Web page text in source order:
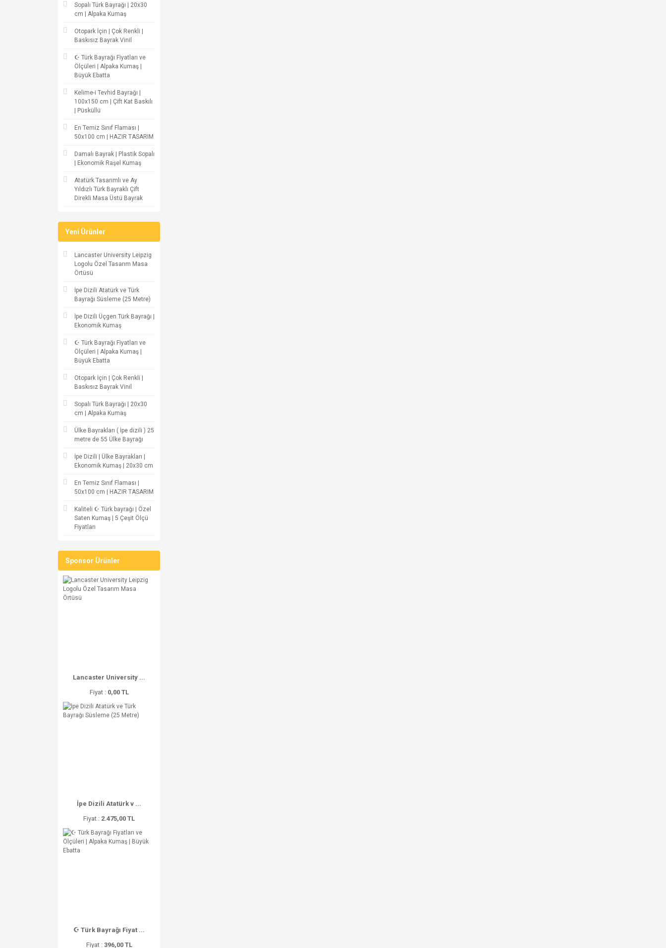
Sopalı Türk Bayrağı | 20x30
cm | Alpaka Kumaş
Otopark İçin | Çok Renkli |
Baskısız Bayrak Vinil
☪ Türk Bayrağı Fiyatları ve
Ölçüleri | Alpaka Kumaş |
Büyük Ebatta
Kelime-i Tevhid Bayrağı |
100x150 cm | Çift Kat Baskılı
| Püsküllü
En Temiz Sınıf Flaması |
50x100 cm | HAZIR TASARIM
Damalı Bayrak | Plastik Sopalı
| Ekonomik Raşel Kumaş
Atatürk Tasarımlı ve Ay
Yıldızlı Türk Bayraklı Çift
Direkli Masa Üstü Bayrak
Yeni Ürünler
Lancaster University Leipzig
Logolu Özel Tasarım Masa
Örtüsü
İpe Dizili Atatürk ve Türk
Bayrağı Süsleme (25 Metre)
İpe Dizili Üçgen Türk Bayrağı |
Ekonomik Kumaş
☪ Türk Bayrağı Fiyatları ve
Ölçüleri | Alpaka Kumaş |
Büyük Ebatta
Otopark İçin | Çok Renkli |
Baskısız Bayrak Vinil
Sopalı Türk Bayrağı | 20x30
cm | Alpaka Kumaş
Ülke Bayrakları ( İpe dizili ) 25
metre de 55 Ülke Bayrağı
İpe Dizili | Ülke Bayrakları |
Ekonomik Kumaş | 20x30 cm
En Temiz Sınıf Flaması |
50x100 cm | HAZIR TASARIM
Kaliteli ☪ Türk bayrağı | Özel
Saten Kumaş | 5 Çeşit Ölçü
Fiyatları
Sponsor Ürünler
Lancaster University ...
Fiyat : 0,00 TL
İpe Dizili Atatürk v ...
Fiyat : 2.475,00 TL
☪ Türk Bayrağı Fiyat ...
Fiyat : 396,00 TL